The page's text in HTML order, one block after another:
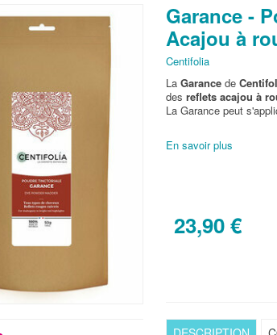
Garance -
Acajou à
Centifolia
LaGarancede
desreflets acajou à
La Garance peut
En savoir plus
23,90 €